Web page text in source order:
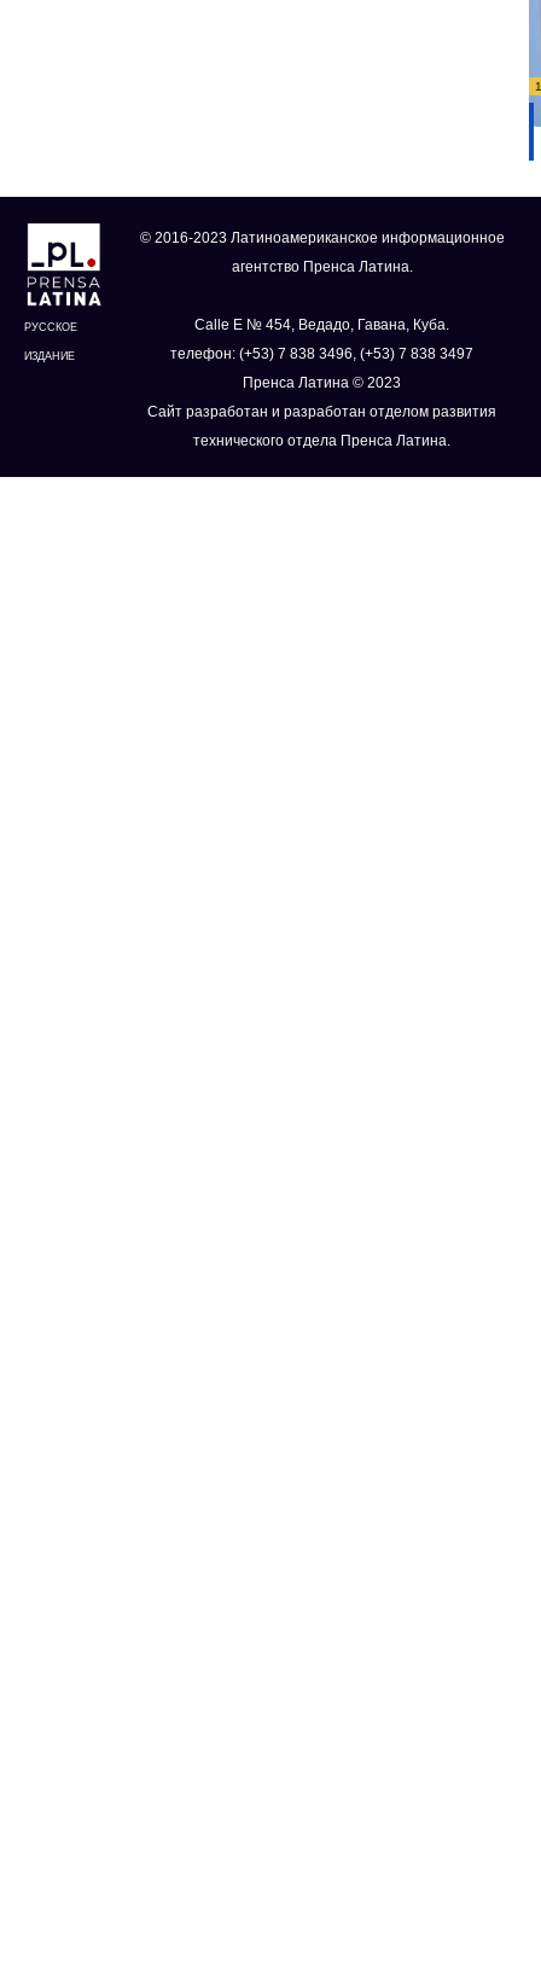
РУССКОЕ
ИЗДАНИЕ
© 2016-2023 Латиноамериканское информационное
агентство Пренса Латина.
Calle E № 454, Ведадо, Гавана, Куба.
телефон: (+53) 7 838 3496, (+53) 7 838 3497
Пренса Латина © 2023
Сайт разработан и разработан отделом развития
технического отдела Пренса Латина.